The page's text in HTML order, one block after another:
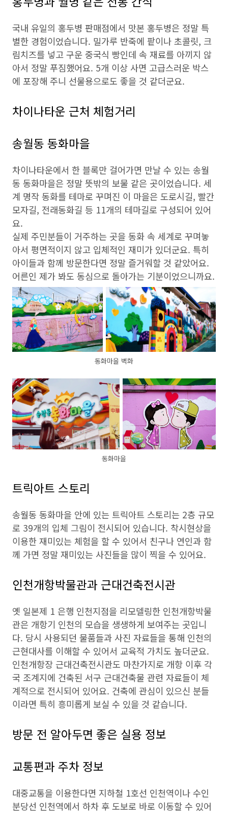
국내 유일의 홍두병 판매점에서 맛본 홍두병은 정말 특
별한 경험이었습니다. 밀가루 반죽에 팥이나 초콜릿, 크
림치즈를 넣고 구운 중국식 빵인데 속 재료를 아끼지 않
아서 정말 푸짐했어요. 5개 이상 사면 고급스러운 박스
에 포장해 주니 선물용으로도 좋을 것 같더군요.
차이나타운 근처 체험거리
송월동 동화마을
차이나타운에서 한 블록만 걸어가면 만날 수 있는 송월
동 동화마을은 정말 뜻밖의 보물 같은 곳이었습니다. 세
계 명작 동화를 테마로 꾸며진 이 마을은 도로시길, 빨간
모자길, 전래동화길 등 11개의 테마길로 구성되어 있어
요.
실제 주민분들이 거주하는 곳을 동화 속 세계로 꾸며놓
아서 평면적이지 않고 입체적인 재미가 있더군요. 특히
아이들과 함께 방문한다면 정말 즐거워할 것 같았어요.
어른인 제가 봐도 동심으로 돌아가는 기분이었으니까요.
동화마을 벽화
동화마을
트릭아트 스토리
송월동 동화마을 안에 있는 트릭아트 스토리는 2층 규모
로 39개의 입체 그림이 전시되어 있습니다. 착시현상을
이용한 재미있는 체험을 할 수 있어서 친구나 연인과 함
께 가면 정말 재미있는 사진들을 많이 찍을 수 있어요.
인천개항박물관과 근대건축전시관
옛 일본제 1 은행 인천지점을 리모델링한 인천개항박물
관은 개항기 인천의 모습을 생생하게 보여주는 곳입니
다. 당시 사용되던 물품들과 사진 자료들을 통해 인천의
근현대사를 이해할 수 있어서 교육적 가치도 높더군요.
인천개항장 근대건축전시관도 마찬가지로 개항 이후 각
국 조계지에 건축된 서구 근대건축물 관련 자료들이 체
계적으로 전시되어 있어요. 건축에 관심이 있으신 분들
이라면 특히 흥미롭게 보실 수 있을 것 같습니다.
방문 전 알아두면 좋은 실용 정보
교통편과 주차 정보
대중교통을 이용한다면 지하철 1호선 인천역이나 수인
분당선 인천역에서 하차 후 도보로 바로 이동할 수 있어